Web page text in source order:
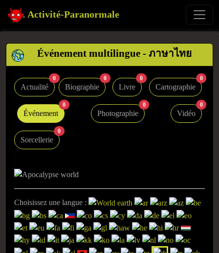
Activité-Paranormale
Événement multilingue - ภาษาไทย
Actualité
0
Biographie
0
Livre
0
Cartographie
0
Événement
0
Photographie
0
Vidéo
0
Sorcellerie
0
Choisissez une langue :